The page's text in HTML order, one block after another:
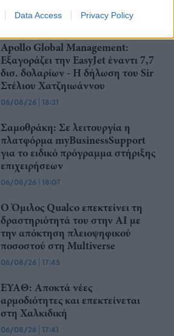
Data Access Privacy Policy
07/08/26 |
Apollo Global Management:
Εξαγοράζει την EasyJet έναντι 7,7
δισ. δολαρίων - Η δήλωση του Sir
Στέλιου Χατζηιωάννου
06/08/26 | 18:31
Σαμοθράκη: Σε λειτουργία η
πλατφόρμα myBusinessSupport
για το ειδικό πρόγραμμα στήριξης
επιχειρήσεων
06/08/26 | 18:07
Ο Όμιλος Qualco επεκτείνει τη
δραστηριότητά του στην ΑΙ με
την απόκτηση πλειοψηφικού
ποσοστού στη Multiverse
06/08/26 | 17:45
ΕΥΑΘ: Αποκτά νέες
αρμοδιότητες και επεκτείνεται
στη Χαλκιδική
06/08/26 | 17:41